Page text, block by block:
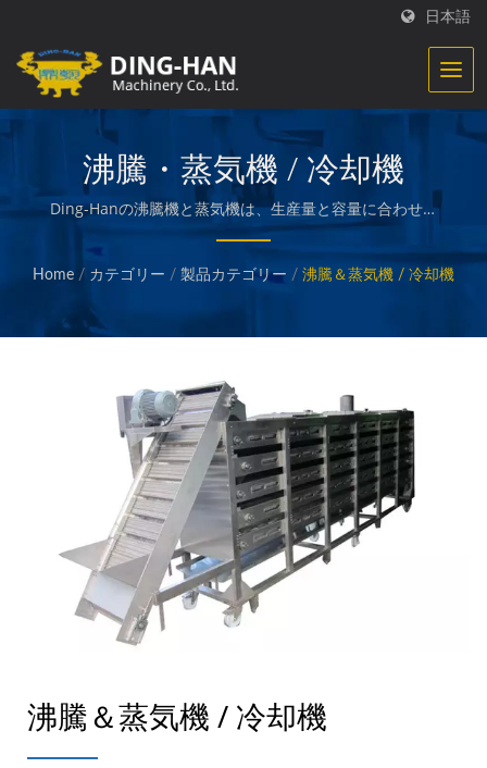
日本語
沸騰・蒸気機 / 冷却機
Ding-Hanの沸騰機と蒸気機は、生産量と容量に合わせて
カスタマイズされています。 / Ding-Hanは食品加工機器
の製造に特化しています。私たちは、調理済みの肉、野
菜、魚介類、フライドポテト、焼き物や揚げ物のスナッ
ク、その他の高品質な食品を作成し、パッケージ化するた
めの機械を設計、エンジニアリング、製造しています。
Home / カテゴリー / 製品カテゴリー / 沸騰＆蒸気機 / 冷却機
沸騰＆蒸気機 / 冷却機